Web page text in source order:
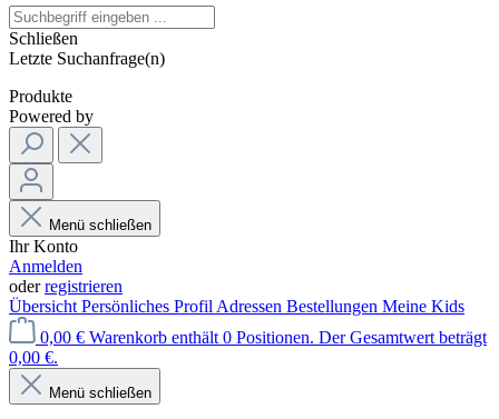
Schließen
Letzte Suchanfrage(n)
Produkte
Powered by
Menü schließen
Ihr Konto
Anmelden
oderregistrieren
Übersicht Persönliches Profil Adressen Bestellungen Meine Kids
0,00 € Warenkorb enthält 0 Positionen. Der Gesamtwert beträgt
0,00 €.
Menü schließen